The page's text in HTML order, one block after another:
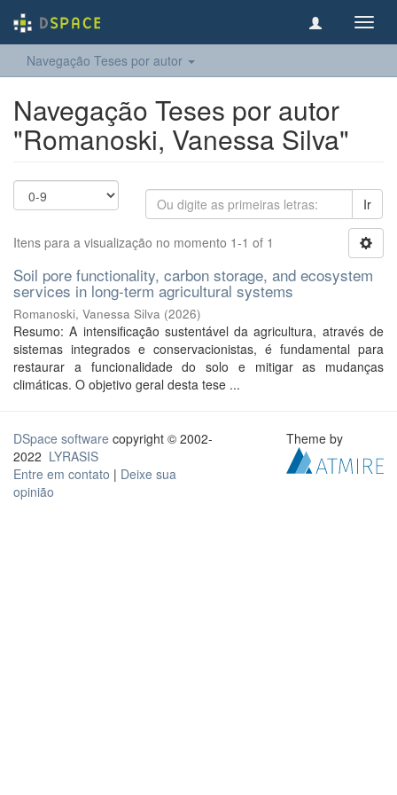
Navegação Teses por autor
Navegação Teses por autor
"Romanoski, Vanessa Silva"
Ir
Itens para a visualização no momento 1-1 of 1
Soil pore functionality, carbon storage, and ecosystem
services in long-term agricultural systems
Romanoski, Vanessa Silva (2026)
Resumo: A intensificação sustentável da agricultura, através de
sistemas integrados e conservacionistas, é fundamental para
restaurar a funcionalidade do solo e mitigar as mudanças
climáticas. O objetivo geral desta tese ...
DSpace software copyright © 2002-
2022 LYRASIS
Entre em contato | Deixe sua
opinião
Theme by